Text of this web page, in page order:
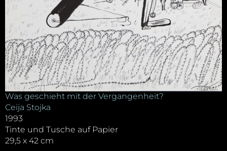
Was geschieht mit der Vergangenheit?
Ceija Stojka
1993
Tinte und Tusche auf Papier
29,5 x 42 cm